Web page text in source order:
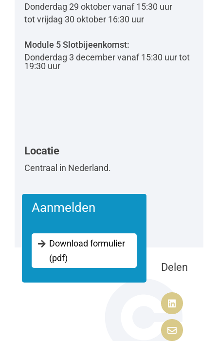
Donderdag 29 oktober vanaf 15:30 uur
tot vrijdag 30 oktober 16:30 uur
Module 5 Slotbijeenkomst:
Donderdag 3 december vanaf 15:30 uur tot
19:30 uur
Locatie
Centraal in Nederland.
Aanmelden
Download formulier
(pdf)
Delen

